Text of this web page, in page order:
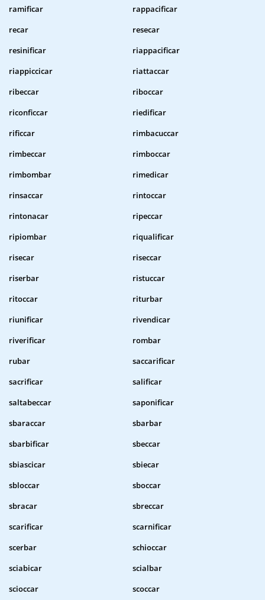
ramificar
rappacificar
recar
resecar
resinificar
riappacificar
riappiccicar
riattaccar
ribeccar
riboccar
riconficcar
riedificar
rificcar
rimbacuccar
rimbeccar
rimboccar
rimbombar
rimedicar
rinsaccar
rintoccar
rintonacar
ripeccar
ripiombar
riqualificar
risecar
riseccar
riserbar
ristuccar
ritoccar
riturbar
riunificar
rivendicar
riverificar
rombar
rubar
saccarificar
sacrificar
salificar
saltabeccar
saponificar
sbaraccar
sbarbar
sbarbificar
sbeccar
sbiascicar
sbiecar
sbloccar
sboccar
sbracar
sbreccar
scarificar
scarnificar
scerbar
schioccar
sciabicar
scialbar
scioccar
scoccar